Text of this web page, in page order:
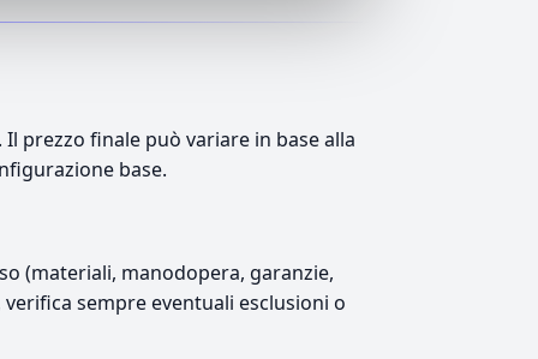
prezzo finale può variare in base alla
base.
(materiali, manodopera, garanzie,
sempre eventuali esclusioni o